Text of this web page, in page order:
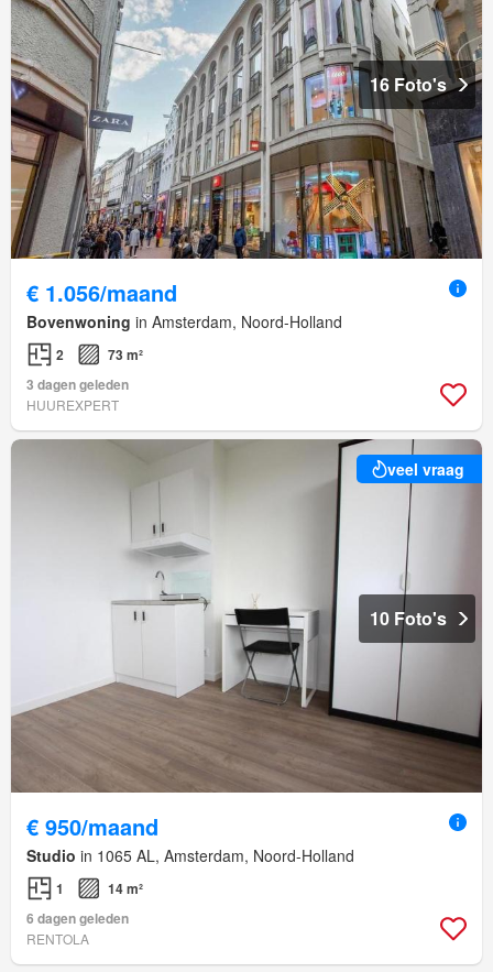
16 Foto's
€ 1.056/maand
Bovenwoning in Amsterdam, Noord-Holland
2
73 m²
3 dagen geleden
HUUREXPERT
veel vraag
10 Foto's
€ 950/maand
Studio in 1065 AL, Amsterdam, Noord-Holland
1
14 m²
6 dagen geleden
RENTOLA